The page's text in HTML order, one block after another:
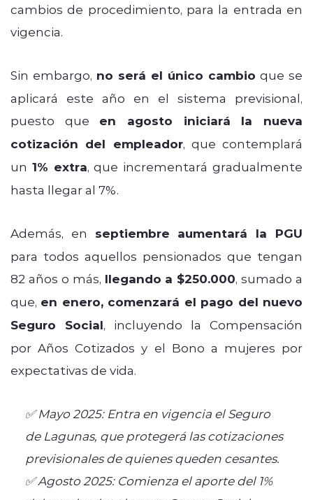
cambios de procedimiento, para la entrada en
vigencia.
Sin embargo, no será el único cambio que se
aplicará este año en el sistema previsional,
puesto que en agosto iniciará la nueva
cotización del empleador, que contemplará
un 1% extra, que incrementará gradualmente
hasta llegar al 7%.
Además, en septiembre aumentará la PGU
para todos aquellos pensionados que tengan
82 años o más, llegando a $250.000, sumado a
que, en enero, comenzará el pago del nuevo
Seguro Social, incluyendo la Compensación
por Años Cotizados y el Bono a mujeres por
expectativas de vida.
✅ Mayo 2025: Entra en vigencia el Seguro
de Lagunas, que protegerá las cotizaciones
previsionales de quienes queden cesantes.
✅ Agosto 2025: Comienza el aporte del 1%